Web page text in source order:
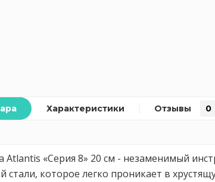
Характеристики Отзывы 0
Atlantis «Серия 8» 20 см - незаменимый
которое легко проникает в